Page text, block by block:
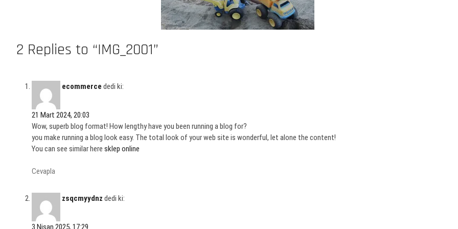
2 Replies to “IMG_2001”
ecommerce dedi ki:
21 Mart 2024, 20:03
Wow, superb blog format! How lengthy have you been running a blog for?
you make running a blog look easy. The total look of your web site is wonderful, let alone the content!
You can see similar here sklep online
Cevapla
zsqcmyydnz dedi ki:
3 Nisan 2025, 17:29